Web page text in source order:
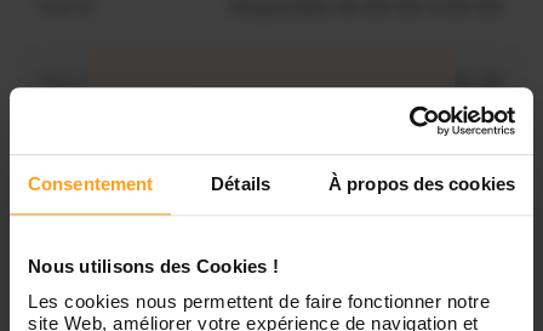
Consentement Détails À propos des cookies
Nous utilisons des Cookies !
Les cookies nous permettent de faire fonctionner notre
site Web, améliorer votre expérience de navigation et
Mercredi Disponible de 00:00 à 00:30
Jeudi Disponible de 00:00 à 00:00
Samedi Disponible de 00:00 à 00:00